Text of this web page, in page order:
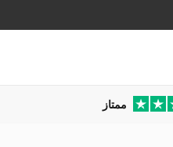
ممتاز